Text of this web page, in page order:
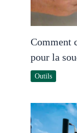
Comment
pour la
Outils